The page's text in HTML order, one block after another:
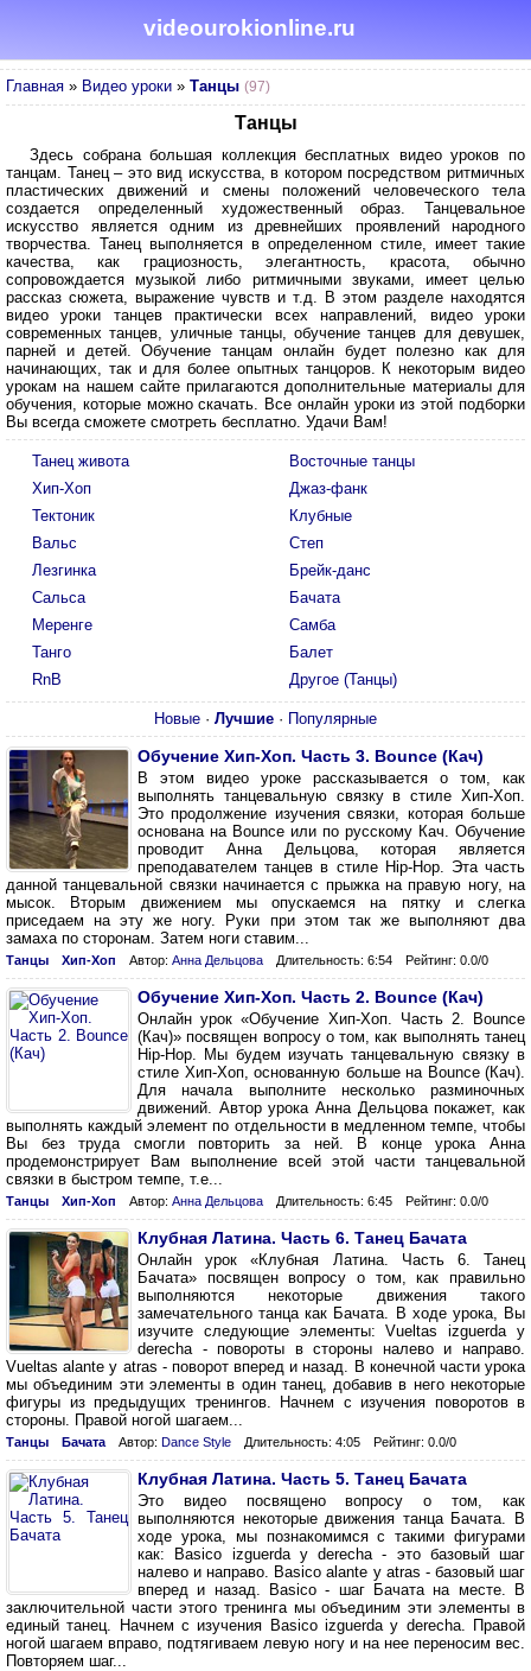
videourokionline.ru
Главная » Видео уроки » Танцы (97)
Танцы
Здесь собрана большая коллекция бесплатных видео уроков по
танцам. Танец – это вид искусства, в котором посредством ритмичных
пластических движений и смены положений человеческого тела
создается определенный художественный образ. Танцевальное
искусство является одним из древнейших проявлений народного
творчества. Танец выполняется в определенном стиле, имеет такие
качества, как грациозность, элегантность, красота, обычно
сопровождается музыкой либо ритмичными звуками, имеет целью
рассказ сюжета, выражение чувств и т.д. В этом разделе находятся
видео уроки танцев практически всех направлений, видео уроки
современных танцев, уличные танцы, обучение танцев для девушек,
парней и детей. Обучение танцам онлайн будет полезно как для
начинающих, так и для более опытных танцоров. К некоторым видео
урокам на нашем сайте прилагаются дополнительные материалы для
обучения, которые можно скачать. Все онлайн уроки из этой подборки
Вы всегда сможете смотреть бесплатно. Удачи Вам!
Танец живота
Восточные танцы
Хип-Хоп
Джаз-фанк
Тектоник
Клубные
Вальс
Степ
Лезгинка
Брейк-данс
Сальса
Бачата
Меренге
Самба
Танго
Балет
RnB
Другое (Танцы)
Новые · Лучшие · Популярные
Обучение Хип-Хоп. Часть 3. Bounce (Кач)
В этом видео уроке рассказывается о том, как
выполнять танцевальную связку в стиле Хип-Хоп.
Это продолжение изучения связки, которая больше
основана на Bounce или по русскому Кач. Обучение
проводит Анна Дельцова, которая является
преподавателем танцев в стиле Hip-Hop. Эта часть
данной танцевальной связки начинается с прыжка на правую ногу, на
мысок. Вторым движением мы опускаемся на пятку и слегка
приседаем на эту же ногу. Руки при этом так же выполняют два
замаха по сторонам. Затем ноги ставим...
Танцы Хип-Хоп Автор: Анна Дельцова Длительность: 6:54 Рейтинг: 0.0/0
Обучение Хип-Хоп. Часть 2. Bounce (Кач)
Онлайн урок «Обучение Хип-Хоп. Часть 2. Bounce
(Кач)» посвящен вопросу о том, как выполнять танец
Hip-Hop. Мы будем изучать танцевальную связку в
стиле Хип-Хоп, основанную больше на Bounce (Кач).
Для начала выполните несколько разминочных
движений. Автор урока Анна Дельцова покажет, как
выполнять каждый элемент по отдельности в медленном темпе, чтобы
Вы без труда смогли повторить за ней. В конце урока Анна
продемонстрирует Вам выполнение всей этой части танцевальной
связки в быстром темпе, т.е...
Танцы Хип-Хоп Автор: Анна Дельцова Длительность: 6:45 Рейтинг: 0.0/0
Клубная Латина. Часть 6. Танец Бачата
Онлайн урок «Клубная Латина. Часть 6. Танец
Бачата» посвящен вопросу о том, как правильно
выполняются некоторые движения такого
замечательного танца как Бачата. В ходе урока, Вы
изучите следующие элементы: Vueltas izguerda y
derecha - повороты в стороны налево и направо.
Vueltas alante y atras - поворот вперед и назад. В конечной части урока
мы объединим эти элементы в один танец, добавив в него некоторые
фигуры из предыдущих тренингов. Начнем с изучения поворотов в
стороны. Правой ногой шагаем...
Танцы Бачата Автор: Dance Style Длительность: 4:05 Рейтинг: 0.0/0
Клубная Латина. Часть 5. Танец Бачата
Это видео посвящено вопросу о том, как
выполняются некоторые движения танца Бачата. В
ходе урока, мы познакомимся с такими фигурами
как: Basico izguerda y derecha - это базовый шаг
налево и направо. Basico alante y atras - базовый шаг
вперед и назад. Basico - шаг Бачата на месте. В
заключительной части этого тренинга мы объединим эти элементы в
единый танец. Начнем с изучения Basico izguerda y derecha. Правой
ногой шагаем вправо, подтягиваем левую ногу и на нее переносим вес.
Повторяем шаг...